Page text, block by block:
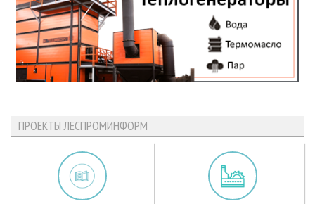
ПРОЕКТЫ ЛЕСПРОМИНФОРМ